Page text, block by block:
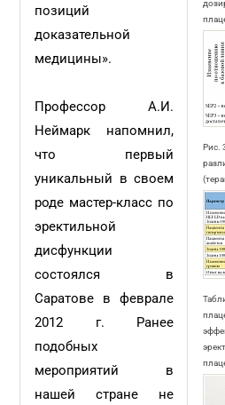
Рис.
позиций
доказательной
медицины».
Профессор А.И.
Неймарк напомнил,
что первый
уникальный в своем
роде мастер-класс по
эректильной
дисфункции
состоялся в
Саратове в феврале
2012 г. Ранее
подобных
мероприятий в
нашей стране не